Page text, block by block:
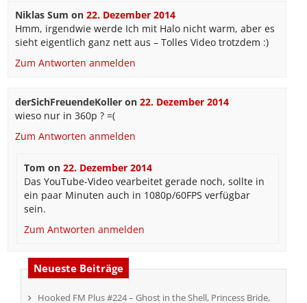
Niklas Sum on 22. Dezember 2014
Hmm, irgendwie werde Ich mit Halo nicht warm, aber es
sieht eigentlich ganz nett aus – Tolles Video trotzdem :)
Zum Antworten anmelden
derSichFreuendeKolleron 22. Dezember 2014
wieso nur in 360p ? =(
Zum Antworten anmelden
Tom on22. Dezember 2014
Das YouTube-Video vearbeitet gerade noch, sollte in
ein paar Minuten auch in 1080p/60FPS verfügbar
sein.
Zum Antworten anmelden
Neueste Beiträge
Hooked FM Plus #224 – Ghost in the Shell, Princess Bride,